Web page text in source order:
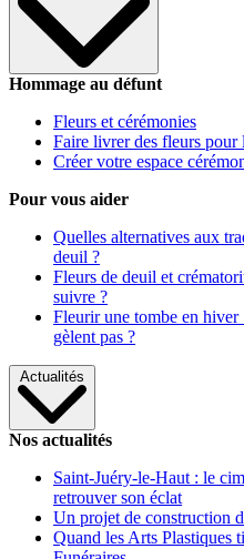
Hommage au défunt
Fleurs et cérémonies
Faire livrer des fleurs pour
Créer votre espace
Pour vous aider
Quelles alternatives aux
deuil ?
Fleurs de deuil et
suivre ?
Fleurir une tombe en hiver
gèlent pas ?
Actualités
Nos actualités
Saint-Juéry-le-Haut : le
retrouver son éclat
Un projet de construction
Quand les Arts Plastiques